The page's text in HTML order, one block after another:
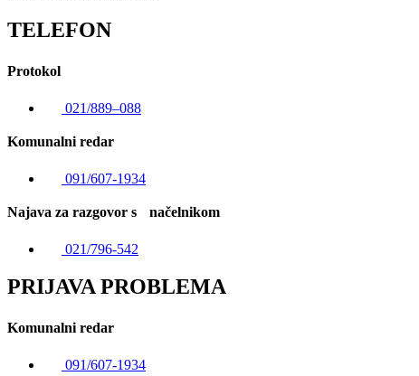
TELEFON
Protokol
021/889–088
Komunalni redar
091/607-1934
Najava za razgovor s načelnikom
021/796-542
PRIJAVA PROBLEMA
Komunalni redar
091/607-1934